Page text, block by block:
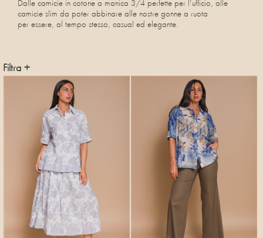
Dalle camicie in cotone a manica 3/4 perfette per l'ufficio, alle
camicie slim da poter abbinare alle nostre gonne a ruota
per essere, al tempo stesso, casual ed elegante.
Filtra +